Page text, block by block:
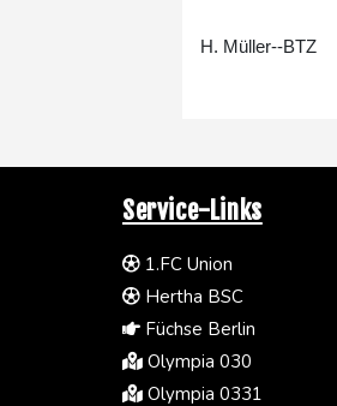
H. Müller--BTZ
Service-Links
1.FC Union
Hertha BSC
Füchse Berlin
Olympia 030
Olympia 0331